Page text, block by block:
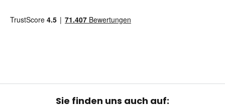
Sie finden uns auch auf: